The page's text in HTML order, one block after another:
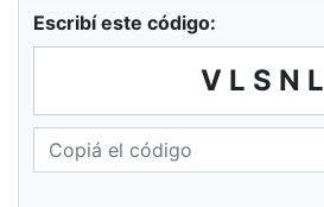
Escribí este código:
VLSNL